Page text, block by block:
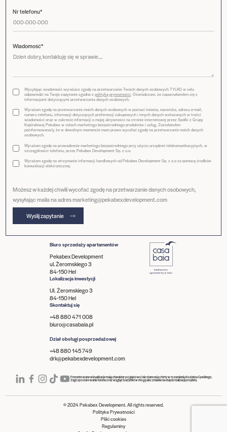
Biuro sprzedaży apartamentów
Pekabex Development
ul. Żeromskiego 3
84-150 Hel
Lokalizacja inwestycji
Ul. Żeromskiego 3
84-150 Hel
Skontaktuj się
+48 880 471 008
biuro@casabaia.pl
Dział obsługi posprzedażowej
+48 880 145 749
drk@pekabexdevelopment.com
Nr telefonu*
Wiadomość*
Wysyłając wiadomość wyrażasz zgodę na przetwarzanie Twoich danych osobowych TYLKO w celu
odpowiedzi na Twoje zapytanie zgodne zpolityką prywatności . Oświadczam, że zapoznałam/em się z
informacjami dotyczącymi przetwarzania danych osobowych.
Wyrażam zgodę na przetwarzanie moich danych osobowych w postaci imienia, nazwiska, adresu e-mail,
numeru telefonu, informacji dotyczących preferencji zakupowych i innych danych wskazanych w treści
wiadomości oraz w zakresie informacji o mojej aktywności na stronie internetowej przez Spółki z Grupy
Kapitałowej Pekabex w celach marketingu bezpośredniego produktów i usług. Zostałam/em
poinformowana/y, że w dowolnym momencie mam prawo wycofać zgodę na przetwarzanie moich danych
osobowych.
Wyrażam zgodę na prowadzenie marketingu bezpośredniego przy użyciu urządzeń telekomunikacyjnych, w
szczególności telefonu, przez Pekabex Development Sp. z o.o.
Wyrażam zgodę na otrzymanie informacji handlowych od Pekabex Development Sp. z o.o za pomocą środków
komunikacji elektronicznej.
Możesz w każdej chwili wycofać zgodę na przetwarzanie danych osobowych,
wysyłając maila na adres marketing@pekabexdevelopment.com
Wyślij zapytanie
Prezentowane wizualizacje mają charakter poglądowy i nie stanowią oferty w rozumieniu Kodeksu Cywilnego.
Zagospodarowanie terenu oraz wygląd budynków mogą ulec zmianie na etapie realizacji projektu.
© 2024 Pekabex Development. All rights reserved.
Polityka Prywatności
Pliki cookies
Regulaminy